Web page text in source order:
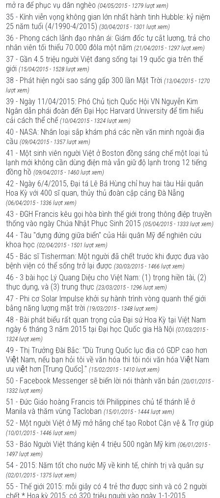
mở ra để phục vụ dân nghèo (04/05/2015 - 1279 lượt xem)
35 - Kính viễn vọng không gian lớn nhất hành tinh Hubble: kỷ niệm
25 năm tuổi (4/1990-4/2015) (30/04/2015 - 1301 lượt xem)
36 - Phong cách lãnh đạo nhân ái: Giám đốc tự cắt lương, trả cho
nhân viên tối thiểu 70.000 đôla một năm (21/04/2015 - 1297 lượt xem)
37 - Gần 4.5 triệu người Việt đang sống tại 19 quốc gia trên thế
giới (15/04/2015 - 1528 lượt xem)
38 - Phát hiện ngôi sao sáng gấp 300 lần Mặt Trời (13/04/2015 - 1270
lượt xem)
39 - Ngày 11/04/2015: Phó Chủ tịch Quốc Hội VN Nguyễn Kim
Ngân dẫn phái đoàn đến Đại Học Harvard University để tìm hiểu
cải cách thể chế (10/04/2015 - 1324 lượt xem)
40 - NASA: Nhân loại sắp khám phá các nền văn minh ngoài địa
cầu (09/04/2015 - 1357 lượt xem)
41 - Một sinh viên người Việt ở Boston đồng sáng chế một loại tủ
lạnh mới không cần dùng điện mà vẫn giữ độ lạnh trong 12 tiếng
đồng hồ (09/04/2015 - 1460 lượt xem)
42 - Ngày 6/4/2015, Đại tá Lê Bá Hùng chỉ huy hai tàu Hải quân
Hoa Kỳ với 400 sĩ quan, thủy thủ đoàn cập cảng Đà Nẵng
(06/04/2015 - 1336 lượt xem)
43 - ĐGH Francis kêu gọi hòa bình thế giới trong thông điệp truyền
thống vào ngày Chúa Nhật Phục Sinh 2015 (05/04/2015 - 1333 lượt xem)
44 - Tàu "dựng đứng giữa biển" của Hải quân Mỹ để nghiên cứu
khoa học (02/04/2015 - 1501 lượt xem)
45 - Bác sĩ Tisherman: Một người đã chết trước khi được đưa vào
bệnh viện có thể sống trở lại được (30/03/2015 - 1466 lượt xem)
46 - 3 bài học Lý Quang Diệu cho Việt Nam: (1) trọng hiền tài, (2)
thực dụng, và (3) trung thực (23/03/2015 - 1296 lượt xem)
47 - Phi cơ Solar Impulse khởi sự hành trình vòng quanh thế giới
bằng năng lượng mặt trời (19/03/2015 - 1348 lượt xem)
48 - Bài phát biểu rất quan trọng của Đại sứ Hoa Kỳ tại Việt Nam
ngày 6 tháng 3 năm 2015 tại Đại học Quốc gia Hà Nội (07/03/2015 -
1324 lượt xem)
49 - Thị Trưởng Đài Bắc: “Dù Trung Quốc lục địa có GDP cao hơn
Việt Nam, nếu bạn hỏi tôi về văn hóa thì tôi nói văn hóa Việt Nam
ưu việt hơn [Trung Quốc]." (15/02/2015 - 1410 lượt xem)
50 - Facebook Messenger sẽ biến lời nói thành văn bản (20/01/2015 -
1332 lượt xem)
51 - Đức Giáo hoàng Francis tới Philippines chủ tế thánh lễ ở
Manila và thăm vùng Tacloban (15/01/2015 - 1444 lượt xem)
52 - Một người Việt ở Mỹ mở hãng chế tạo Robot Cận vệ & Trợ giúp
(10/01/2015 - 1446 lượt xem)
53 - Báo Người Việt tháng kiện 4 triệu 500 ngàn Mỹ kim (06/01/2015 -
1497 lượt xem)
54 - 2015: Năm tốt cho nước Mỹ về kinh tế, chính trị và quân sự
(02/01/2015 - 1375 lượt xem)
55 - Thế giới 2015: mỗi giây có 4 trẻ thơ được sinh và có 2 người
chết * Hoa kỳ 2015: có 320 triệu người vào ngày 1-1-2015